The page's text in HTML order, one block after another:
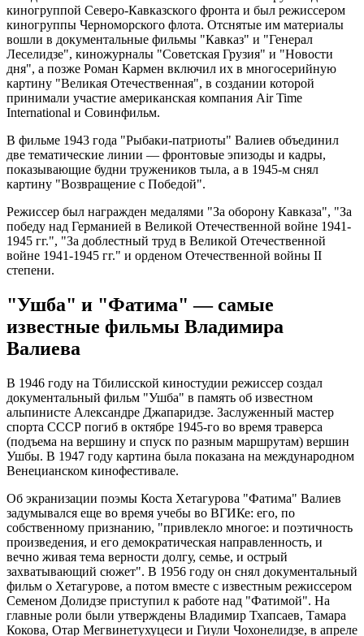
киногруппой Северо-Кавказского фронта и был режиссером
киногруппы Черноморского флота. Отснятые им материалы
вошли в документальные фильмы "Кавказ" и "Генерал
Леселидзе", киножурналы "Советская Грузия" и "Новости
дня", а позже Роман Кармен включил их в многосерийную
картину "Великая Отечественная", в создании которой
принимали участие американская компания Air Time
International и Совинфильм.
В фильме 1943 года "Рыбаки-патриоты" Валиев объединил
две тематические линии — фронтовые эпизоды и кадры,
показывающие будни тружеников тыла, а в 1945-м снял
картину "Возвращение с Победой".
Режиссер был награжден медалями "За оборону Кавказа", "За
победу над Германией в Великой Отечественной войне 1941-
1945 гг.", "За доблестный труд в Великой Отечественной
войне 1941-1945 гг." и орденом Отечественной войны II
степени.
"Ушба" и "Фатима" — самые
известные фильмы Владимира
Валиева
В 1946 году на Тбилисской киностудии режиссер создал
документальный фильм "Ушба" в память об известном
альпинисте Александре Джапаридзе. Заслуженный мастер
спорта СССР погиб в октябре 1945-го во время траверса
(подъема на вершину и спуск по разным маршрутам) вершин
Ушбы. В 1947 году картина была показана на международном
Венецианском кинофестивале.
Об экранизации поэмы Коста Хетагурова "Фатима" Валиев
задумывался еще во время учебы во ВГИКе: его, по
собственному признанию, "привлекло многое: и поэтичность
произведения, и его демократическая направленность, и
вечно живая тема верности долгу, семье, и острый
захватывающий сюжет". В 1956 году он снял документальный
фильм о Хетагурове, а потом вместе с известным режиссером
Семеном Долидзе приступил к работе над "Фатимой". На
главные роли были утверждены Владимир Тхапсаев, Тамара
Кокова, Отар Мегвинетухуцеси и Гиули Чохонелидзе, в апреле